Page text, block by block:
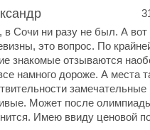
в Сочи ни разу не был. А вот
это вопрос. По
знакомые отзываются
намного дороже. А места
замечательные
Может после
Имею ввиду ценовой